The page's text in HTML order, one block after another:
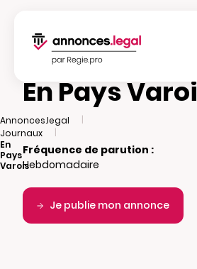
Annonces.legal
|
Journaux
|
En
Pays
Varois
En Pays
Fréquence de parution :
Hebdomadaire
Je publie mon annonce